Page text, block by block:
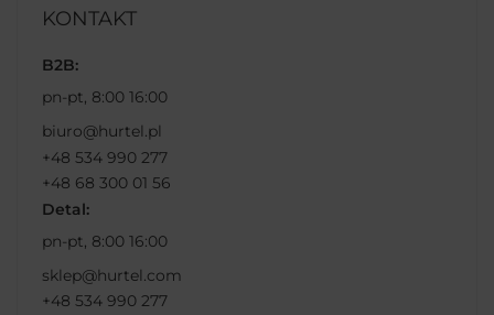
KONTAKT
B2B:
pn-pt, 8:00 16:00
biuro@hurtel.pl
+48 534 990 277
+48 68 300 01 56
Detal:
pn-pt, 8:00 16:00
sklep@hurtel.com
+48 534 990 277